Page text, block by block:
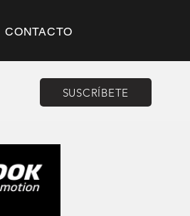
CONTACTO
SUSCRÍBETE